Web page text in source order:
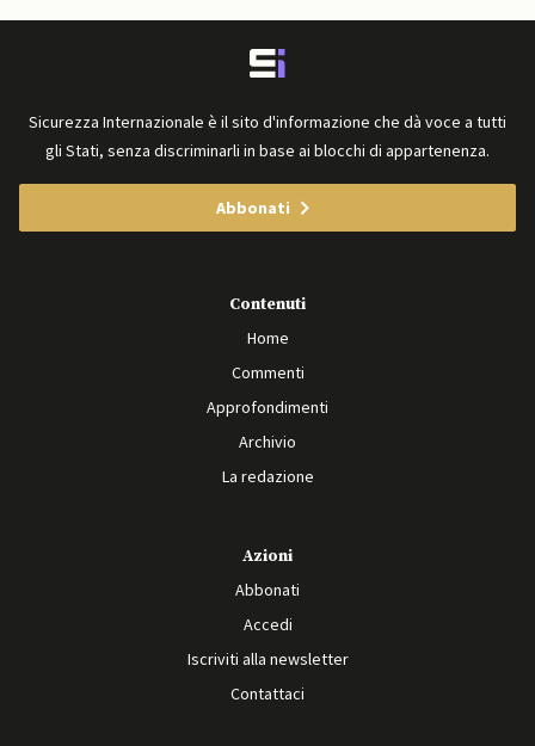
Sicurezza Internazionale è il sito d'informazione che dà voce a tutti
gli Stati, senza discriminarli in base ai blocchi di appartenenza.
Abbonati
Contenuti
Home
Commenti
Approfondimenti
Archivio
La redazione
Azioni
Abbonati
Accedi
Iscriviti alla newsletter
Contattaci